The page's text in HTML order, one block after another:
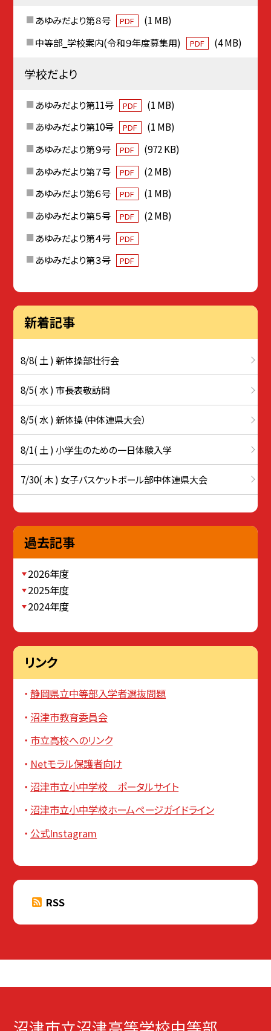
あゆみだより第８号 PDF
(1 MB)
中等部_学校案内(令和９年度募集用)
PDF (4 MB)
学校だより
あゆみだより第11号 PDF
(1 MB)
あゆみだより第10号
PDF
(1 MB)
あゆみだより第９号
PDF
(972 KB)
あゆみだより第７号
PDF
(2 MB)
あゆみだより第６号
PDF
(1 MB)
あゆみだより第５号
PDF
(2 MB)
あゆみだより第４号
PDF
あゆみだより第３号 PDF
新着記事
8/8( 土 ) 新体操部壮行会
8/5( 水 ) 市長表敬訪問
8/5( 水 ) 新体操（中体連県大会）
8/1( 土 ) 小学生のための一日体験入学
7/30( 木 ) 女子バスケットボール部中体連県大会
過去記事
2026年度
2025年度
2024年度
リンク
静岡県立中等部入学者選抜問題
沼津市教育委員会
市立高校へのリンク
Netモラル保護者向け
沼津市立小中学校 ポータルサイト
沼津市立小中学校ホームページガイドライン
公式Instagram
RSS